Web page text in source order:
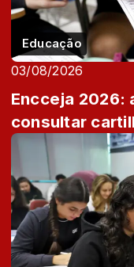
Educação
03/08/2026
Encceja 2026:
consultar